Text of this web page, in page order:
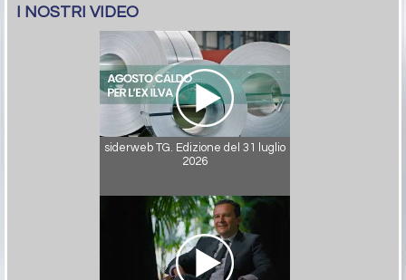
I NOSTRI VIDEO
siderweb TG. Edizione del 31 luglio
2026